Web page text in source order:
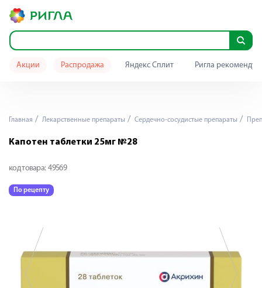
Акции Распродажа Яндекс Сплит Ригла
Главная Лекарственные препараты Сердечно-сосудистые препараты
Капотен таблетки 25мг №28
код товара: 49569
По рецепту